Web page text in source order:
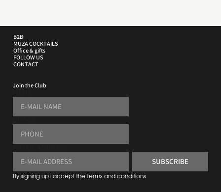
B2B
MUZA COCKTAILS
Office & gifts
FOLLOW US
CONTACT
Join the Club
SUBSCRIBE
By signing up i accept theterms and conditions